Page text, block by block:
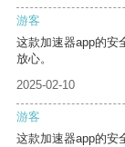
游客
这款加速器app的安
放心。
2025-02-10
游客
这款加速器app的安